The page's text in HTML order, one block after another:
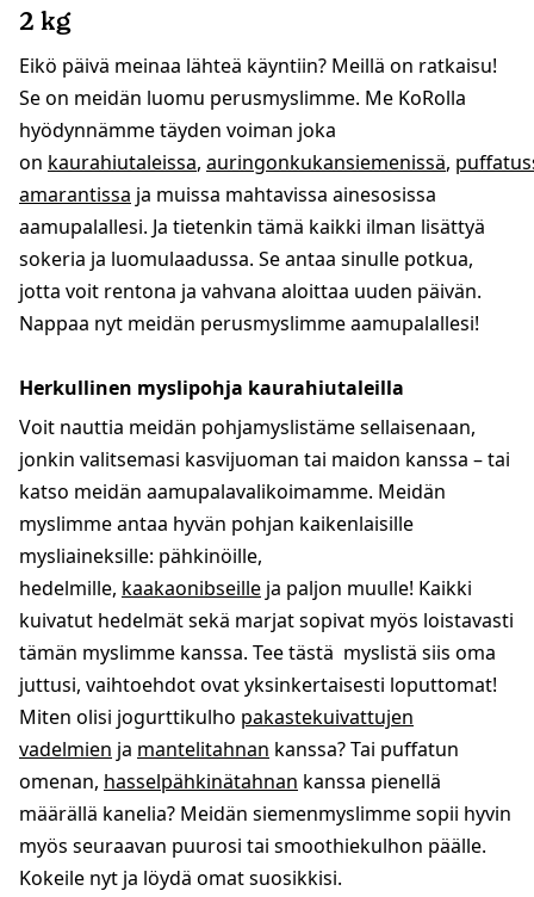
2 kg
Eikö päivä meinaa lähteä käyntiin? Meillä on ratkaisu!
Se on meidän luomu perusmyslimme. Me KoRolla
hyödynnämme täyden voiman joka
on kaurahiutaleissa, auringonkukansiemenissä,
amarantissa ja muissa mahtavissa ainesosissa
aamupalallesi. Ja tietenkin tämä kaikki ilman lisättyä
sokeria ja luomulaadussa. Se antaa sinulle potkua,
jotta voit rentona ja vahvana aloittaa uuden päivän.
Nappaa nyt meidän perusmyslimme aamupalallesi!
Herkullinen myslipohja kaurahiutaleilla
Voit nauttia meidän pohjamyslistäme sellaisenaan,
jonkin valitsemasi kasvijuoman tai maidon kanssa – tai
katso meidän aamupalavalikoimamme. Meidän
myslimme antaa hyvän pohjan kaikenlaisille
mysliaineksille: pähkinöille,
hedelmille, kaakaonibseille ja paljon muulle! Kaikki
kuivatut hedelmät sekä marjat sopivat myös loistavasti
tämän myslimme kanssa. Tee tästä myslistä siis oma
juttusi, vaihtoehdot ovat yksinkertaisesti loputtomat!
Miten olisi jogurttikulho pakastekuivattujen
vadelmien ja mantelitahnan kanssa? Tai puffatun
omenan, hasselpähkinätahnan kanssa pienellä
määrällä kanelia? Meidän siemenmyslimme sopii hyvin
myös seuraavan puurosi tai smoothiekulhon päälle.
Kokeile nyt ja löydä omat suosikkisi.